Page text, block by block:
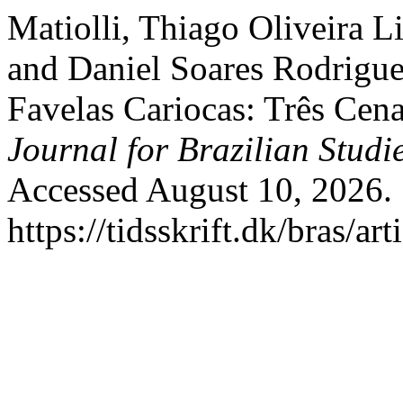
Matiolli, Thiago Oliveira
and Daniel Soares
Favelas Cariocas: Três
Journal for Brazilian
Accessed August 10, 2026.
https://tidsskrift.dk/bras/